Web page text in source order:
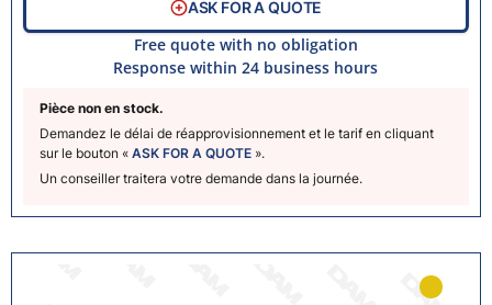
Pièce non en stock.
Demandez le délai de réapprovisionnement et le tarif en cliquant
sur le bouton « ASK FOR A QUOTE ».
Un conseiller traitera votre demande dans la journée.
ASK FOR A QUOTE
Free quote with no obligation
Response within 24 business hours